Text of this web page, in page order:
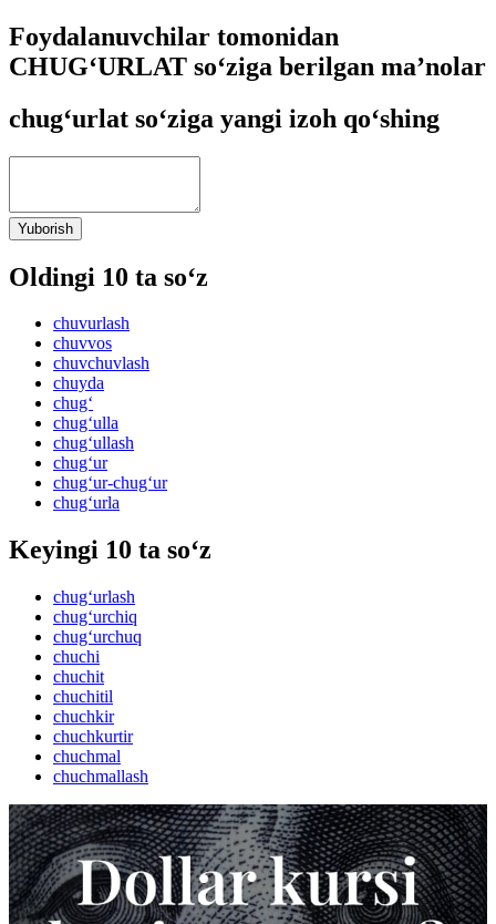
Foydalanuvchilar tomonidan
CHUG‘URLAT so‘ziga berilgan ma’nolar
chug‘urlat so‘ziga yangi izoh qo‘shing
Yuborish
Oldingi 10 ta so‘z
chuvurlash
chuvvos
chuvchuvlash
chuyda
chug‘
chug‘ulla
chug‘ullash
chug‘ur
chug‘ur-chug‘ur
chug‘urla
Keyingi 10 ta so‘z
chug‘urlash
chug‘urchiq
chug‘urchuq
chuchi
chuchit
chuchitil
chuchkir
chuchkurtir
chuchmal
chuchmallash